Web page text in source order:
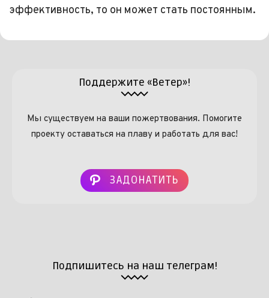
эффективность, то он может стать постоянным.
Поддержите «Ветер»!
Мы существуем на ваши пожертвования. Помогите
проекту оставаться на плаву и работать для вас!
ЗАДОНАТИТЬ
Подпишитесь на наш телеграм!